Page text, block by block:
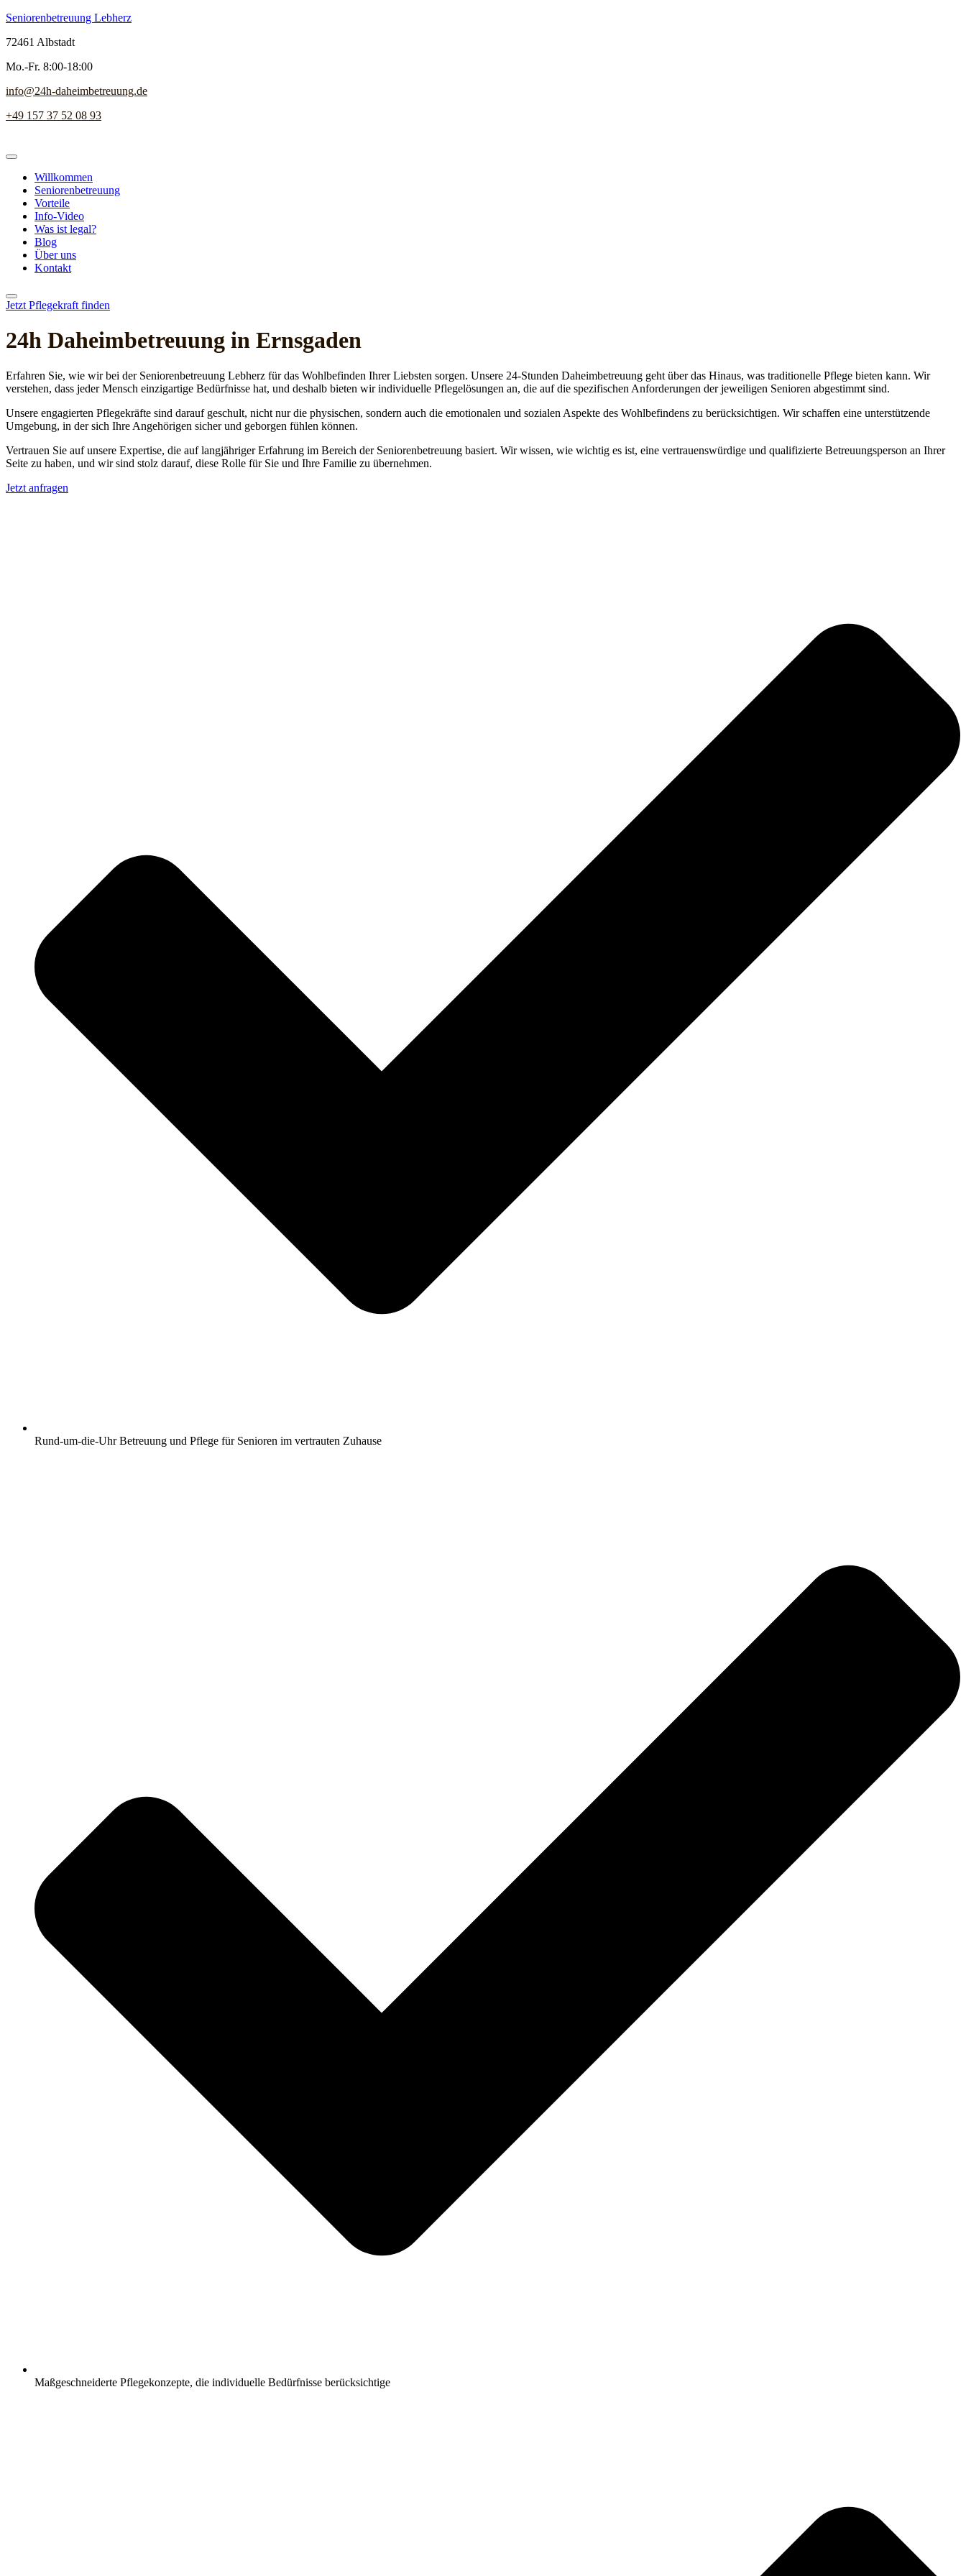
Seniorenbetreuung Lebherz
72461 Albstadt
Mo.-Fr. 8:00-18:00
info@24h-daheimbetreuung.de
+49 157 37 52 08 93
Willkommen
Seniorenbetreuung
Vorteile
Info-Video
Was ist legal?
Blog
Über uns
Kontakt
Jetzt Pflegekraft finden
24h Daheim­betreuung in Ernsgaden
Erfahren Sie, wie wir bei der Seniorenbetreuung Lebherz für das Wohlbefinden Ihrer Liebsten sorgen. Unsere 24-Stunden Daheimbetreuung geht über das Hinaus, was traditionelle Pflege bieten kann. Wir
verstehen, dass jeder Mensch einzigartige Bedürfnisse hat, und deshalb bieten wir individuelle Pflegelösungen an, die auf die spezifischen Anforderungen der jeweiligen Senioren abgestimmt sind.
Unsere engagierten Pflegekräfte sind darauf geschult, nicht nur die physischen, sondern auch die emotionalen und sozialen Aspekte des Wohlbefindens zu berücksichtigen. Wir schaffen eine unterstützende
Umgebung, in der sich Ihre Angehörigen sicher und geborgen fühlen können.
Vertrauen Sie auf unsere Expertise, die auf langjähriger Erfahrung im Bereich der Seniorenbetreuung basiert. Wir wissen, wie wichtig es ist, eine vertrauenswürdige und qualifizierte Betreuungsperson an Ihrer
Seite zu haben, und wir sind stolz darauf, diese Rolle für Sie und Ihre Familie zu übernehmen.
Jetzt anfragen
Rund-um-die-Uhr Betreuung und Pflege für Senioren im vertrauten Zuhause
Maßgeschneiderte Pflegekonzepte, die individuelle Bedürfnisse berücksichtige